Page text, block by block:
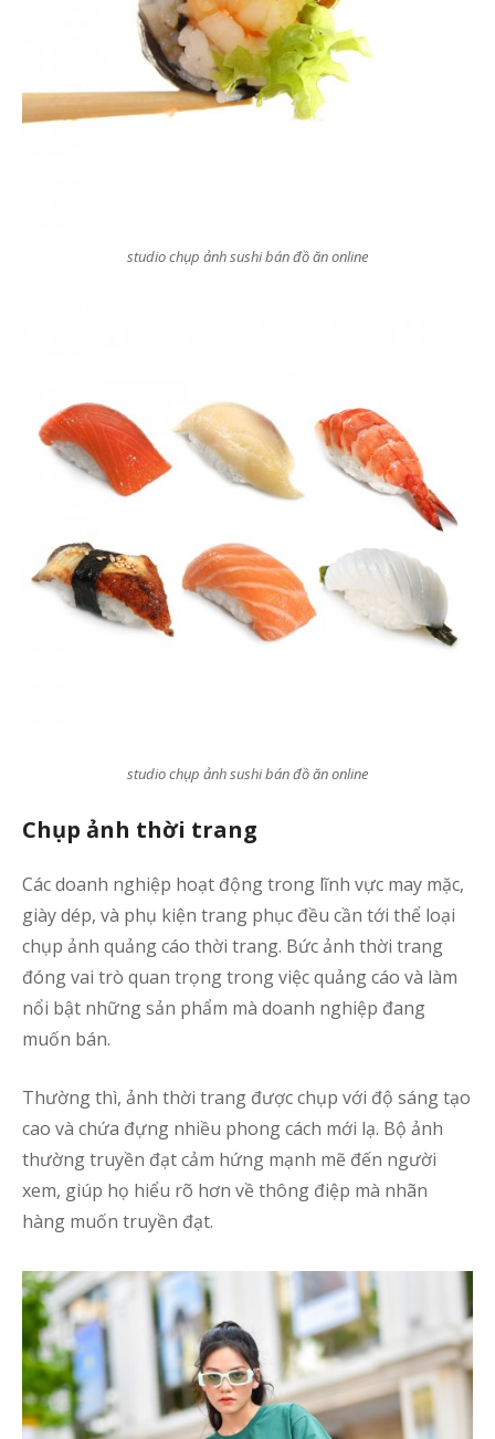
studio chụp ảnh sushi bán đồ ăn online
studio chụp ảnh sushi bán đồ ăn online
Chụp ảnh thời trang
Các doanh nghiệp hoạt động trong lĩnh vực may mặc,
giày dép, và phụ kiện trang phục đều cần tới thể loại
chụp ảnh quảng cáo thời trang. Bức ảnh thời trang
đóng vai trò quan trọng trong việc quảng cáo và làm
nổi bật những sản phẩm mà doanh nghiệp đang
muốn bán.
Thường thì, ảnh thời trang được chụp với độ sáng tạo
cao và chứa đựng nhiều phong cách mới lạ. Bộ ảnh
thường truyền đạt cảm hứng mạnh mẽ đến người
xem, giúp họ hiểu rõ hơn về thông điệp mà nhãn
hàng muốn truyền đạt.